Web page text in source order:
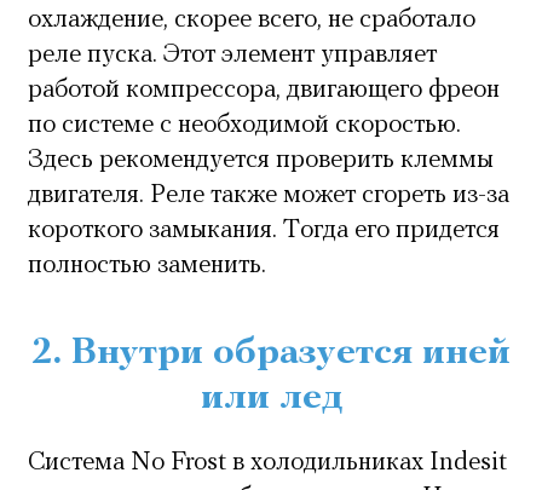
охлаждение, скорее всего, не сработало
реле пуска. Этот элемент управляет
работой компрессора, двигающего фреон
по системе с необходимой скоростью.
Здесь рекомендуется проверить клеммы
двигателя. Реле также может сгореть из-за
короткого замыкания. Тогда его придется
полностью заменить.
2. Внутри образуется иней
или лед
Система No Frost в холодильниках Indesit